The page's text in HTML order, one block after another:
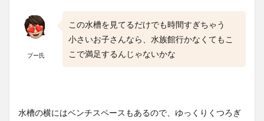
プー氏
この水槽を見てるだけでも時間すぎちゃう
小さいお子さんなら、水族館行かなくてもこ
こで満足するんじゃないかな
水槽の横にはベンチスペースもあるので、ゆっくりくつろぎ